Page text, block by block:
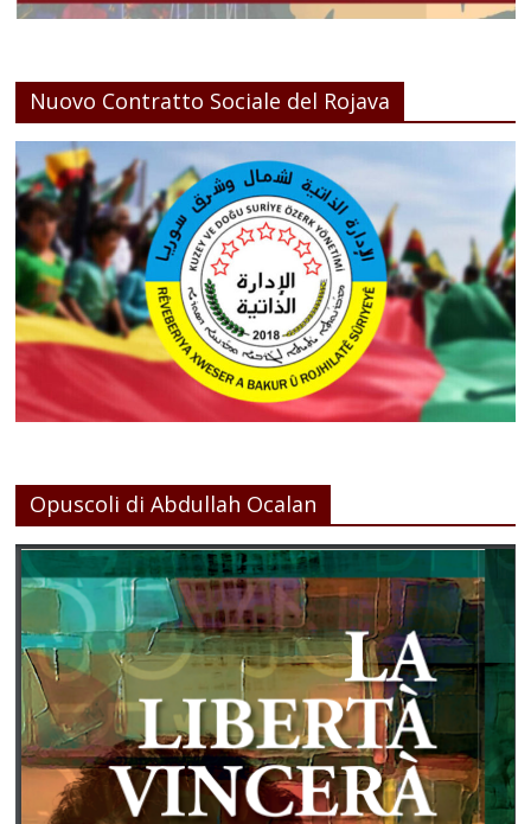
Nuovo Contratto Sociale del Rojava
Opuscoli di Abdullah Ocalan